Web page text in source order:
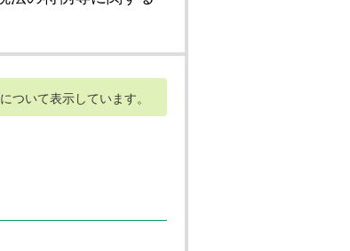
ついて表示しています。